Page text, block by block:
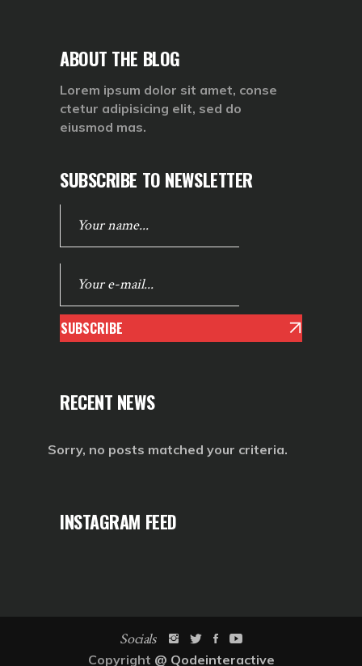
ABOUT THE BLOG
Lorem ipsum dolor sit amet, conse
ctetur adipisicing elit, sed do
eiusmod mas.
SUBSCRIBE TO NEWSLETTER
SUBSCRIBE
RECENT NEWS
Sorry, no posts matched your criteria.
INSTAGRAM FEED
Socials
Copyright @ Qodeinteractive